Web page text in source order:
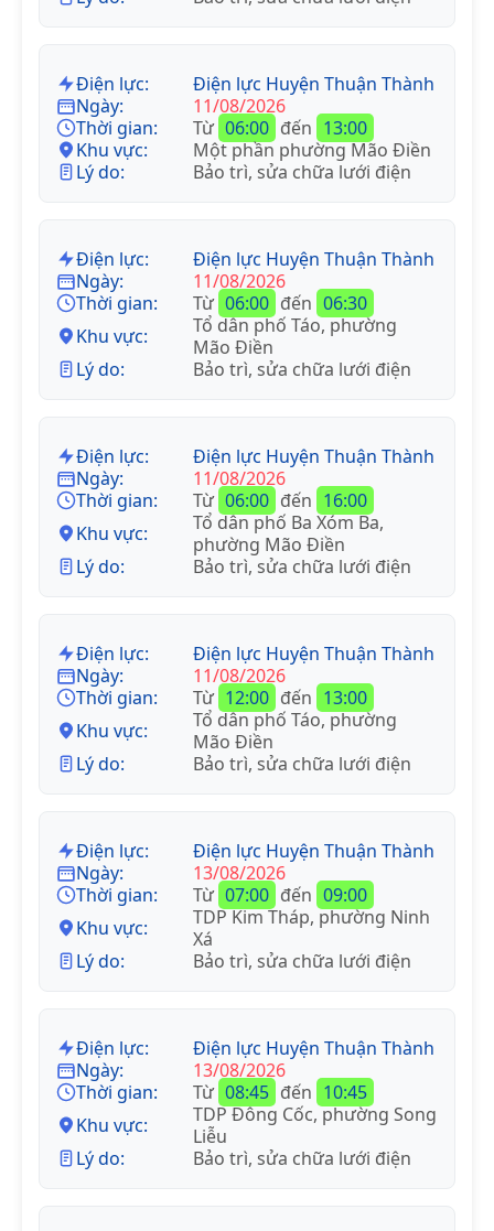
Điện lực:
Điện lực Huyện Thuận Thành
Ngày:
11/08/2026
Thời gian:
Từ 06:00 đến 13:00
Khu vực:
Một phần phường Mão Điền
Lý do:
Bảo trì, sửa chữa lưới điện
Điện lực:
Điện lực Huyện Thuận Thành
Ngày:
11/08/2026
Thời gian:
Từ 06:00 đến 06:30
Khu vực:
Tổ dân phố Táo, phường
Mão Điền
Lý do:
Bảo trì, sửa chữa lưới điện
Điện lực:
Điện lực Huyện Thuận Thành
Ngày:
11/08/2026
Thời gian:
Từ 06:00 đến 16:00
Khu vực:
Tổ dân phố Ba Xóm Ba,
phường Mão Điền
Lý do:
Bảo trì, sửa chữa lưới điện
Điện lực:
Điện lực Huyện Thuận Thành
Ngày:
11/08/2026
Thời gian:
Từ 12:00 đến 13:00
Khu vực:
Tổ dân phố Táo, phường
Mão Điền
Lý do:
Bảo trì, sửa chữa lưới điện
Điện lực:
Điện lực Huyện Thuận Thành
Ngày:
13/08/2026
Thời gian:
Từ 07:00 đến 09:00
Khu vực:
TDP Kim Tháp, phường Ninh
Xá
Lý do:
Bảo trì, sửa chữa lưới điện
Điện lực:
Điện lực Huyện Thuận Thành
Ngày:
13/08/2026
Thời gian:
Từ 08:45 đến 10:45
Khu vực:
TDP Đông Cốc, phường Song
Liễu
Lý do:
Bảo trì, sửa chữa lưới điện